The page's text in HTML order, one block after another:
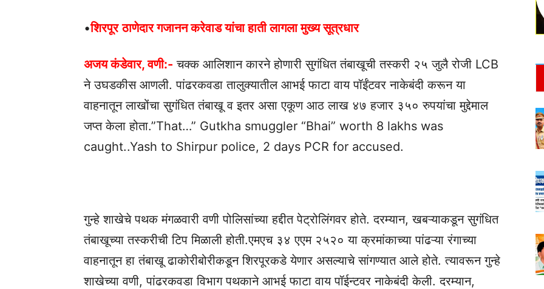
•शिरपूर ठाणेदार गजानन करेवाड यांचा हाती लागला मुख्य सूत्रधार
अजय कंडेवार, वणी:- चक्क आलिशान कारने होणारी सुगंधित तंबाखूची तस्करी २५ जुलै रोजी LCB
ने उघडकीस आणली. पांढरकवडा तालुक्यातील आभई फाटा वाय पॉईंटवर नाकेबंदी करून या
वाहनातून लाखोंचा सुगंधित तंबाखू व इतर असा एकूण आठ लाख ४७ हजार ३५० रुपयांचा मुद्देमाल
जप्त केला होता.”That…” Gutkha smuggler “Bhai” worth 8 lakhs was
caught..Yash to Shirpur police, 2 days PCR for accused.
गुन्हे शाखेचे पथक मंगळवारी वणी पोलिसांच्या हद्दीत पेट्रोलिंगवर होते. दरम्यान, खबऱ्याकडून सुगंधित
तंबाखूच्या तस्करीची टिप मिळाली होती.एमएच ३४ एएम २५२० या क्रमांकाच्या पांढऱ्या रंगाच्या
वाहनातून हा तंबाखू ढाकोरीबोरीकडून शिरपूरकडे येणार असल्याचे सांगण्यात आले होते. त्यावरून गुन्हे
शाखेच्या वणी, पांढरकवडा विभाग पथकाने आभई फाटा वाय पॉईन्टवर नाकेबंदी केली. दरम्यान,